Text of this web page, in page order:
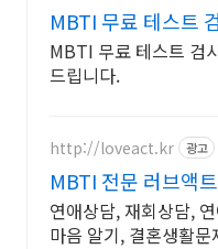
MBTI 무료 테스트
MBTI 무료 테스트 검
드립니다.
http://loveact.kr 광고
MBTI 전문 러브액
이 가장 많은 업체
연애상담, 재회상담,
마음 알기, 결혼생활문